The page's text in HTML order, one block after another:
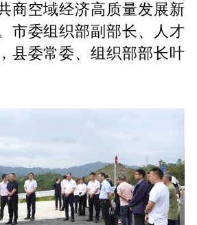
商空域经济高质量发展新
市委组织部副部长、人才
县委常委、组织部部长叶